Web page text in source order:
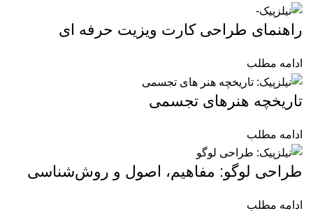
راهنمای طراحی کارت ویزیت حرفه ای
ادامه مطلب
تاریخچه هنرهای تجسمی
ادامه مطلب
طراحی لوگو: مفاهیم، اصول و روش‌شناسی
ادامه مطلب